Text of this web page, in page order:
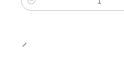
Cantidad